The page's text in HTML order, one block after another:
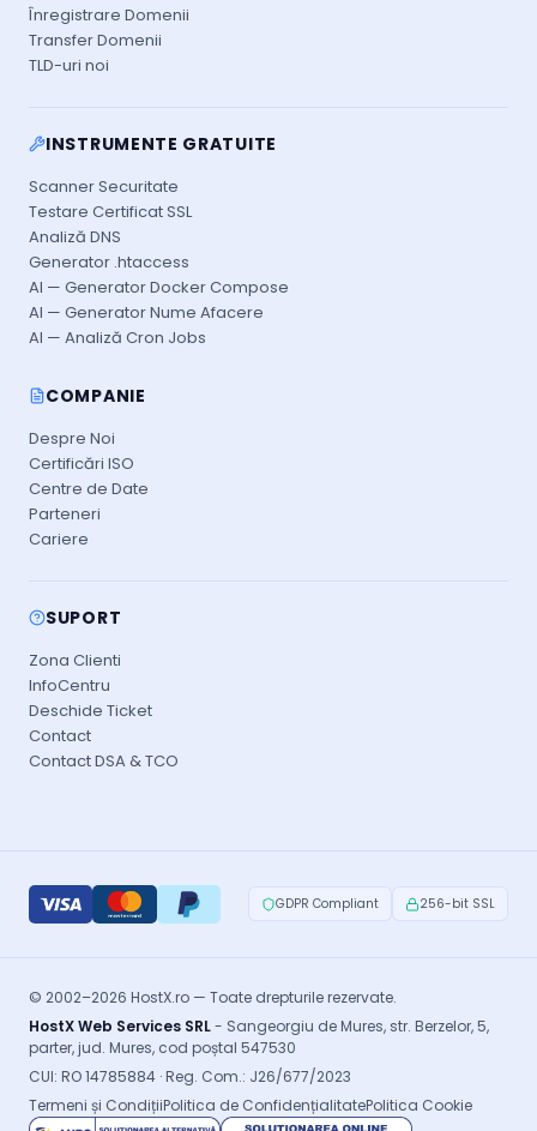
Înregistrare Domenii
Transfer Domenii
TLD-uri noi
INSTRUMENTE GRATUITE
Scanner Securitate
Testare Certificat SSL
Analiză DNS
Generator .htaccess
AI — Generator Docker Compose
AI — Generator Nume Afacere
AI — Analiză Cron Jobs
COMPANIE
Despre Noi
Certificări ISO
Centre de Date
Parteneri
Cariere
SUPORT
Zona Clienti
InfoCentru
Deschide Ticket
Contact
Contact DSA & TCO
GDPR Compliant 256-bit SSL
© 2002–2026 HostX.ro — Toate drepturile rezervate.
HostX Web Services SRL- Sangeorgiu de Mures, str. Berzelor, 5,
parter, jud. Mures, cod poștal 547530
CUI: RO 14785884 · Reg. Com.: J26/677/2023
Termeni și CondițiiPolitica de ConfidențialitatePolitica Cookie